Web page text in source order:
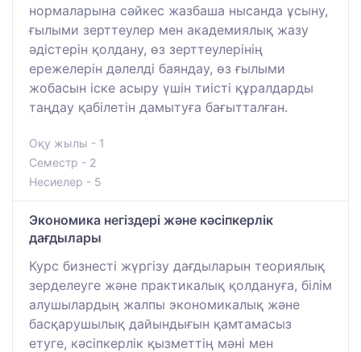
нормаларына сәйкес жазбаша нысанда ұсыну,
ғылыми зерттеулер мен академиялық жазу
әдістерін қолдану, өз зерттеулерінің
ережелерін дәлелді баяндау, өз ғылыми
жобасын іске асыру үшін тиісті құралдарды
таңдау қабілетін дамытуға бағытталған.
Оқу жылы - 1
Семестр - 2
Несиелер - 5
Экономика негіздері және кәсіпкерлік
дағдылары
Курс бизнесті жүргізу дағдыларын теориялық
зерделеуге және практикалық қолдануға, білім
алушылардың жалпы экономикалық және
басқарушылық дайындығын қамтамасыз
етуге, кәсіпкерлік қызметтің мәні мен